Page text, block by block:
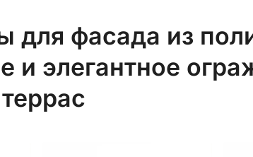
для фасада из
и элегантное